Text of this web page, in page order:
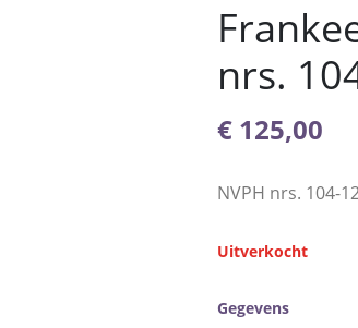
nrs.
€ 125,00
NVPH nrs. 104-
Uitverkocht
Gegevens